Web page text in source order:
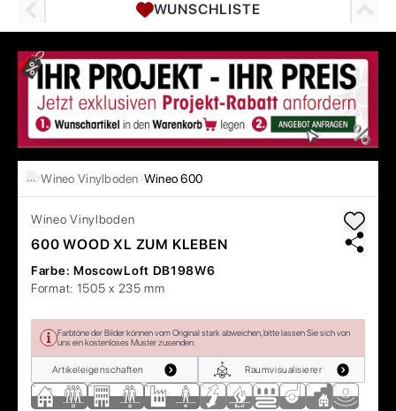
WUNSCHLISTE
… Wineo Vinylboden Wineo 600
Wineo Vinylboden
600 WOOD XL ZUM KLEBEN
Farbe: MoscowLoft DB198W6
Format: 1505 x 235 mm
Farbtöne der Bilder können vom Original stark abweichen, bitte lassen Sie sich von
uns ein kostenloses Muster zusenden.
Artikeleigenschaften Raumvisualisierer